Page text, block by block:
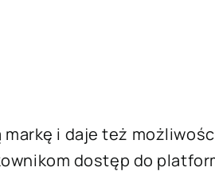
i daje też
dostęp do